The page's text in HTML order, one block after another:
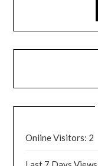
Online Visitors: 2